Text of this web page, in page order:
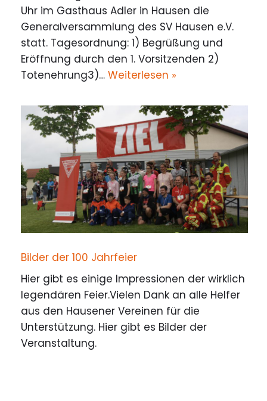
Uhr im Gasthaus Adler in Hausen die
Generalversammlung des SV Hausen e.V.
statt. Tagesordnung: 1) Begrüßung und
Eröffnung durch den 1. Vorsitzenden 2)
Totenehrung3)… Weiterlesen »
Bilder der 100 Jahrfeier
Hier gibt es einige Impressionen der wirklich
legendären Feier.Vielen Dank an alle Helfer
aus den Hausener Vereinen für die
Unterstützung. Hier gibt es Bilder der
Veranstaltung.